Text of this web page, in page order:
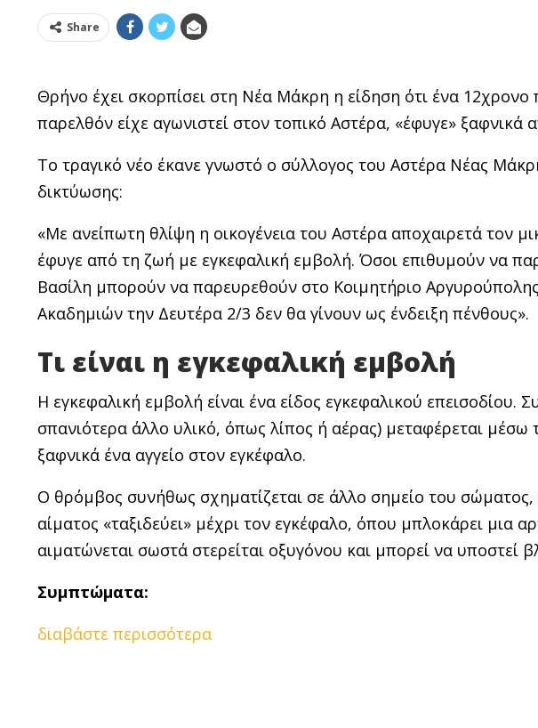
Share
Θρήνο έχει σκορπίσει στη Νέα Μάκρη η είδηση ότι ένα 12χρονο
παρελθόν είχε αγωνιστεί στον τοπικό Αστέρα, «έφυγε» ξαφνικά
Το τραγικό νέο έκανε γνωστό ο σύλλογος του Αστέρα Νέας
δικτύωσης:
«Με ανείπωτη θλίψη η οικογένεια του Αστέρα αποχαιρετά τον
έφυγε από τη ζωή με εγκεφαλική εμβολή. Όσοι επιθυμούν να
Βασίλη μπορούν να παρευρεθούν στο Κοιμητήριο
Ακαδημιών την Δευτέρα 2/3 δεν θα γίνουν ως ένδειξη πένθους».
Τι είναι η εγκεφαλική εμβολή
Η εγκεφαλική εμβολή είναι ένα είδος εγκεφαλικού επεισοδίου.
σπανιότερα άλλο υλικό, όπως λίπος ή αέρας) μεταφέρεται μέσω
ξαφνικά ένα αγγείο στον εγκέφαλο.
Ο θρόμβος συνήθως σχηματίζεται σε άλλο σημείο του
αίματος «ταξιδεύει» μέχρι τον εγκέφαλο, όπου μπλοκάρει μια
αιματώνεται σωστά στερείται οξυγόνου και μπορεί να υποστεί
Συμπτώματα:
διαβάστε περισσότερα